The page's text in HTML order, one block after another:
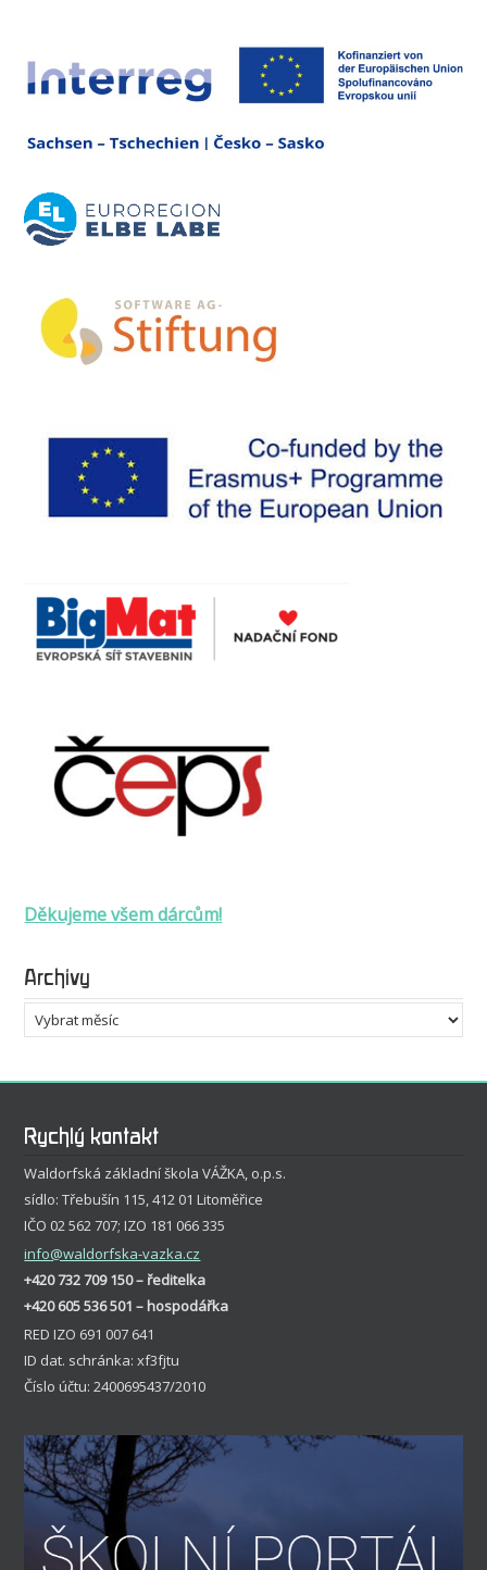
Děkujeme všem dárcům!
Archivy
Archivy
Rychlý kontakt
Waldorfská základní škola VÁŽKA, o.p.s.
sídlo: Třebušín 115, 412 01 Litoměřice
IČO 02 562 707; IZO 181 066 335
info@waldorfska-vazka.cz
+420 732 709 150 – ředitelka
+420 605 536 501 – hospodářka
RED IZO 691 007 641
ID dat. schránka: xf3fjtu
Číslo účtu: 2400695437/2010